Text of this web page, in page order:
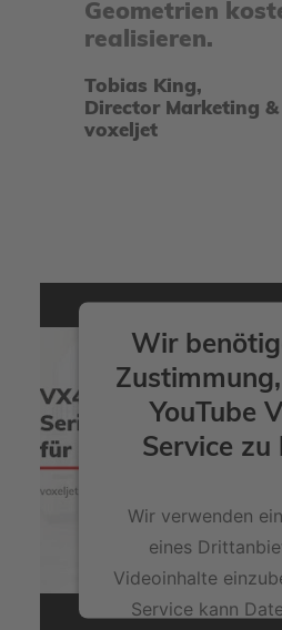
Geometrien
realisieren.
Tobias King,
Director Marketing
voxeljet
Wir
YouTube
Service zu
Wir verwenden
eines
Videoinhalte
Service kann